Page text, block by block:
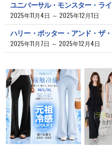
ユニバーサル・モンスター・ラ
2025年11月4日 ～ 2025年12月1日
ハリー・ポッター・アンド・ザ
2025年11月7日 ～ 2025年12月4日